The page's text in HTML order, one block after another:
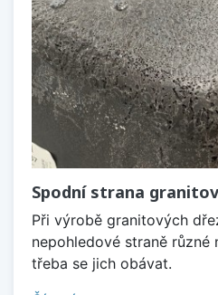
Spodní strana
Při výrobě granitových
nepohledové straně různé
třeba se jich obávat.